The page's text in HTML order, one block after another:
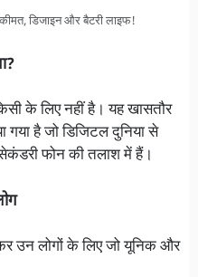
डिजाइन और बैटरी लाइफ!
के लिए नहीं है। यह खासतौर
गया है जो डिजिटल दुनिया से
फोन की तलाश में हैं।
उन लोगों के लिए जो यूनिक और